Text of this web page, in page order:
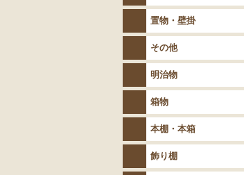
置物・壁掛
その他
明治物
箱物
本棚・本箱
飾り棚